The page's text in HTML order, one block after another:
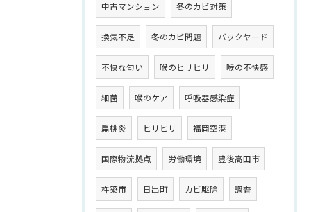
中古マンション 冬のカビ対策
換気不足 冬のカビ問題 バックヤード
不快な匂い 喉のヒリヒリ 喉の不快感
細菌 喉のケア 呼吸器感染症
扁桃炎 ヒリヒリ 福岡空港
国際物流拠点 労働環境 豊後高田市
杵築市 日出町 カビ駆除 調査